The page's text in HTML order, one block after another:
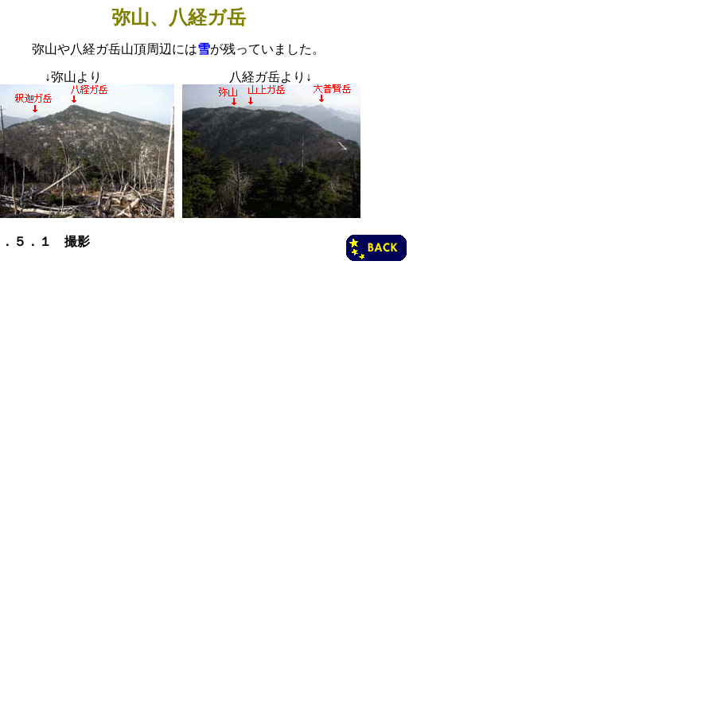
弥山、八経ガ岳
弥山や八経ガ岳山頂周辺には雪が残っていました。
↓弥山より 八経ガ岳より ↓
．５．１ 撮影